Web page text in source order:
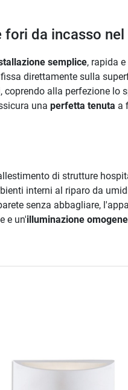
da incasso nel
semplice, rapida
direttamente sulla
alla perfezione lo
una perfetta tenuta a
di strutture
interni al riparo da
senza abbagliare,
e un'illuminazione